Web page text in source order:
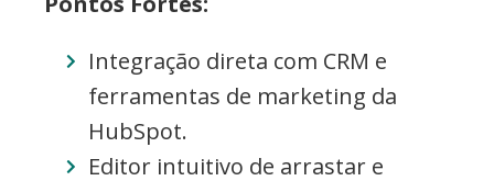
Integração direta com CRM e
ferramentas de marketing da
HubSpot.
Editor intuitivo de arrastar e